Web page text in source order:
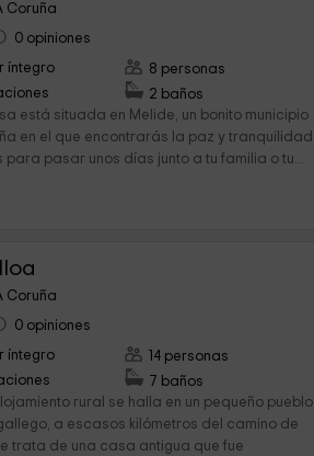
Coruña
0 opiniones
íntegro
8 personas
2 baños
está situada en Melide, un bonito municipio
en el que encontrarás la paz y tranquilidad
para pasar unos días junto a tu familia o tu...
Coruña
0 opiniones
íntegro
14 personas
7 baños
rural se halla en un pequeño pueblo
a escasos kilómetros del camino de
trata de una casa antigua que fue